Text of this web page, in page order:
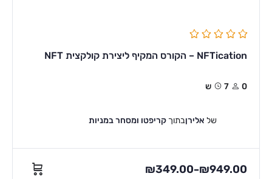
NFTication – הקורס המקיף ליצירת קולקצית NFT
0 7ש
של אלירןבתוך קריפטו ומסחר במניות
₪349.00–₪949.00